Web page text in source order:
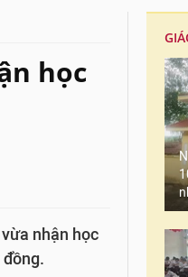
học
nhận học